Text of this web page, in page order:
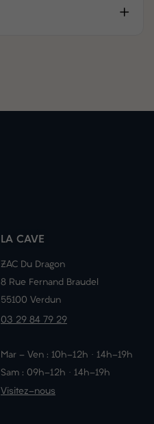
LA CAVE
ZAC Du Dragon
8 Rue Fernand Braudel
55100 Verdun
03 29 84 79 29
Mar - Ven : 10h-12h · 14h-19h
Sam : 09h-12h · 14h-19h
Visitez-nous